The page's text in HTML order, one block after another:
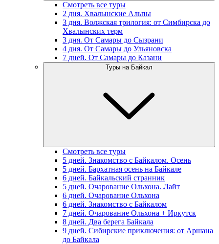
Смотреть все туры
2 дня. Хвалынские Альпы
3 дня. Волжская трилогия: от Симбирска до
Хвалынских терм
3 дня. От Самары до Сызрани
4 дня. От Самары до Ульяновска
7 дней. От Самары до Казани
Туры на Байкал
Смотреть все туры
5 дней. Знакомство с Байкалом. Осень
5 дней. Бархатная осень на Байкале
6 дней. Байкальский странник
5 дней. Очарование Ольхона. Лайт
6 дней. Очарование Ольхона
6 дней. Знакомство с Байкалом
7 дней. Очарование Ольхона + Иркутск
8 дней. Два берега Байкала
9 дней. Сибирские приключения: от Аршана
до Байкала